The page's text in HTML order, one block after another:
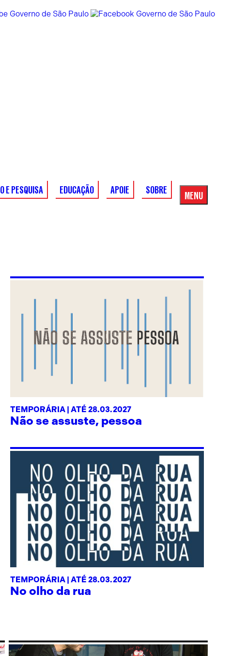
E PESQUISA EDUCAÇÃO APOIE SOBRE MENU
Menu
TEMPORÁRIA | ATÉ 28.03.2027
Não se assuste, pessoa
TEMPORÁRIA | ATÉ 28.03.2027
No olho da rua